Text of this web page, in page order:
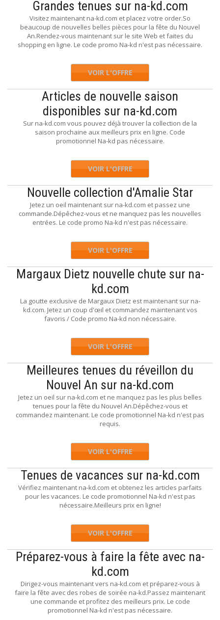
Grandes tenues sur na-kd.com
Visitez maintenant na-kd.com et placez votre order.So
beaucoup de nouvelles belles pièces pour la fête du Nouvel
An.Rendez-vous maintenant sur le site Web et faites du
shopping en ligne. Le code promo Na-kd n'est pas nécessaire.
VOIR L'OFFRE
Articles de nouvelle saison
disponibles sur na-kd.com
Sur na-kd.com vous pouvez déjà trouver la collection de la
saison prochaine aux meilleurs prix en ligne. Code
promotionnel Na-kd pas nécessaire.
VOIR L'OFFRE
Nouvelle collection d'Amalie Star
Jetez un oeil maintenant sur na-kd.com et passez une
commande.Dépêchez-vous et ne manquez pas les nouvelles
entrées. Le code promo Na-kd n'est pas nécessaire.
VOIR L'OFFRE
Margaux Dietz nouvelle chute sur na-
kd.com
La goutte exclusive de Margaux Dietz est maintenant sur na-
kd.com. Jetez un coup d'œil et commandez maintenant vos
favoris / Code promo Na-kd non nécessaire.
VOIR L'OFFRE
Meilleures tenues du réveillon du
Nouvel An sur na-kd.com
Jetez un oeil sur na-kd.com et ne manquez pas les plus belles
tenues pour la fête du Nouvel An.Dépêchez-vous et
commandez maintenant. Le code promotionnel Na-kd n'est pas
requis.
VOIR L'OFFRE
Tenues de vacances sur na-kd.com
Vérifiez maintenant na-kd.com et obtenez les articles parfaits
pour les vacances. Le code promotionnel Na-kd n'est pas
nécessaire.Meilleurs prix en ligne!
VOIR L'OFFRE
Préparez-vous à faire la fête avec na-
kd.com
Dirigez-vous maintenant vers na-kd.com et préparez-vous à
faire la fête avec des robes de soirée na-kd.Passez maintenant
une commande et profitez des meilleurs prix. Le code
promotionnel Na-kd n'est pas nécessaire.